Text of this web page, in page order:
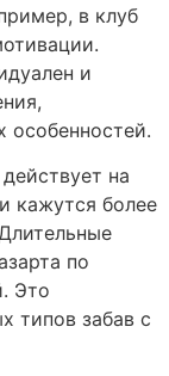
в клуб
и
особенностей.
на
кажутся более
по
Это
типов забав с